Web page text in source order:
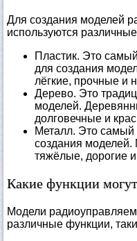
Для создания моделей
используются
Пластик. Это
для создания
лёгкие, прочные и
Дерево. Это
моделей.
долговечные и
Металл. Это
создания моделей.
тяжёлые, дорогие
Какие функции
Модели
различные функции,